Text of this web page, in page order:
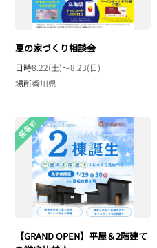
夏の家づくり相談会
日時8.22(土)〜8.23(日)
場所香川県
【GRAND OPEN】平屋＆2階建て